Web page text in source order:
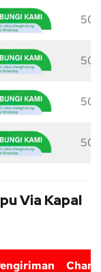
50
50
50
50
Via Kapal